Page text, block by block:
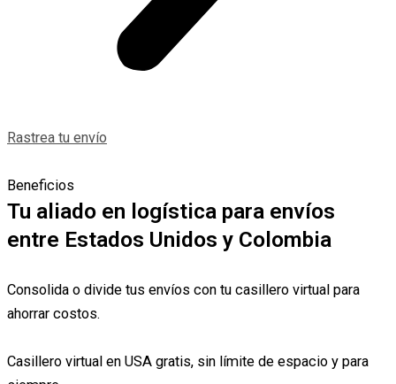
Rastrea tu envío
Beneficios
Tu aliado en logística para envíos
entre Estados Unidos y Colombia
Consolida o divide tus envíos con tu casillero virtual para
ahorrar costos.
Casillero virtual en USA gratis, sin límite de espacio y para